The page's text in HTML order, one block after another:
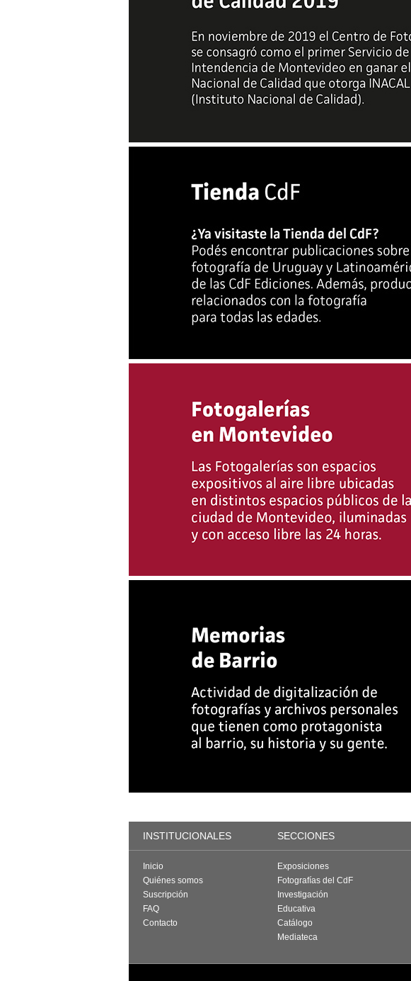
INSTITUCIONALES SECCIONES
Inicio
Quiénes somos
Suscripción
FAQ
Contacto
Exposiciones
Fotografías del CdF
Investigación
Educativa
Catálogo
Mediateca